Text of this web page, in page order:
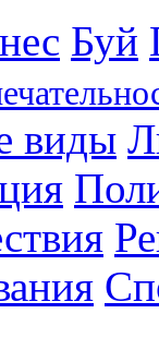
Буй
виды